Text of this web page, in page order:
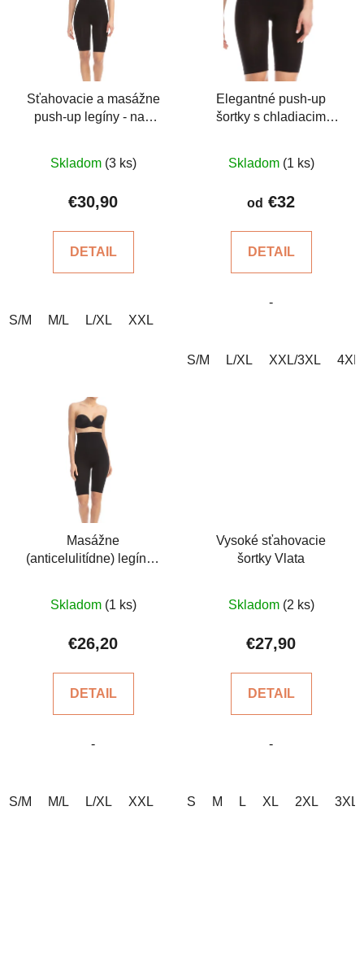
Sťahovacie a masážne
push-up legíny - nad
hodnotenie
produktu
z
Skladom (3 ks)
€30,90
DETAIL
S/M M/L L/XL XXL
Elegantné push-up
šortky s chladiacim
hodnotenie
produktu
z
hviezdičiek.
Skladom (1 ks)
od €32
DETAIL
-
S/M L/XL XXL/3XL
Masážne
(anticelulitídne) legíny -
hodnotenie
produktu
z
hviezdičiek.
Skladom (1 ks)
€26,20
DETAIL
-
S/M M/L L/XL XXL
Vysoké sťahovacie
šortky Vlata
hodnotenie
produktu
z
hviezdičiek.
Skladom (2 ks)
€27,90
DETAIL
-
S M L XL 2XL 3XL